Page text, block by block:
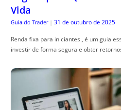
Vida
Guia do Trader | 31 de outubro de 2025
Renda fixa para iniciantes , é um guia
investir de forma segura e obter